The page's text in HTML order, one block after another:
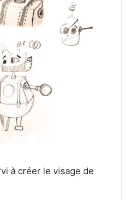
à créer le visage de